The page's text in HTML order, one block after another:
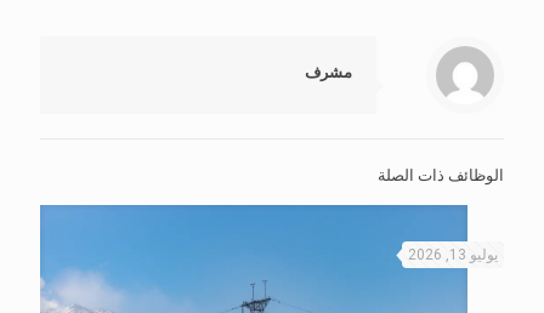
مشرف
الوظائف ذات الصلة
يوليو 13, 2026